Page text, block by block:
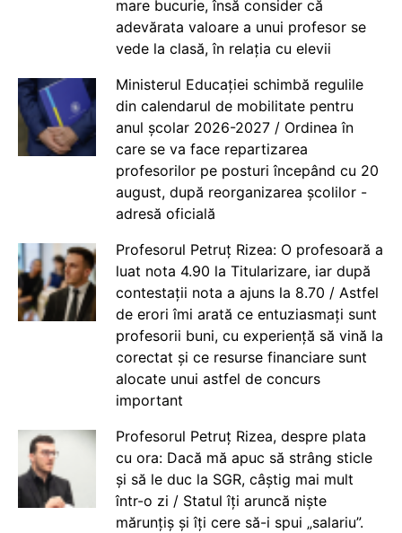
mare bucurie, însă consider că
adevărata valoare a unui profesor se
vede la clasă, în relația cu elevii
Ministerul Educației schimbă regulile
din calendarul de mobilitate pentru
anul școlar 2026-2027 / Ordinea în
care se va face repartizarea
profesorilor pe posturi începând cu 20
august, după reorganizarea școlilor -
adresă oficială
Profesorul Petruț Rizea: O profesoară a
luat nota 4.90 la Titularizare, iar după
contestații nota a ajuns la 8.70 / Astfel
de erori îmi arată ce entuziasmați sunt
profesorii buni, cu experiență să vină la
corectat și ce resurse financiare sunt
alocate unui astfel de concurs
important
Profesorul Petruț Rizea, despre plata
cu ora: Dacă mă apuc să strâng sticle
și să le duc la SGR, câștig mai mult
într-o zi / Statul îți aruncă niște
mărunțiș și îți cere să-i spui „salariu”.